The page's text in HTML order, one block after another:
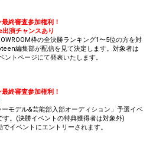
終審査参加権利！
演チャンスあり
枠の全決勝ランキング1〜5位の方を対
編集部が配信を見て決定します。対象者は
トページにて発表いたします。
終審査参加権利！
モデル&芸能部入部オーディション」予選イベ
。(決勝イベントの特典獲得者は対象外)
イベントにエントリーされます。